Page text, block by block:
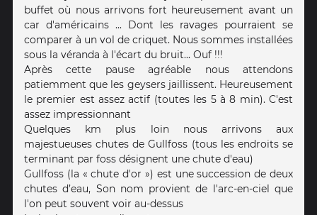
buffet où nous arrivons fort heureusement avant un
car d'américains ... Dont les ravages pourraient se
comparer à un vol de criquet. Nous sommes installées
sous la véranda à l'écart du bruit... Ouf !!!
Après cette pause agréable nous attendons
patiemment que les geysers jaillissent. Heureusement
le premier est assez actif (toutes les 5 à 8 min). C'est
assez impressionnant
Quelques km plus loin nous arrivons aux
majestueuses chutes de Gullfoss (tous les endroits se
terminant par foss désignent une chute d'eau)
Gullfoss (la « chute d'or ») est une succession de deux
chutes d’eau, Son nom provient de l'arc-en-ciel que
l'on peut souvent voir au-dessus